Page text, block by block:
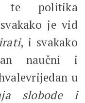
politika
je vid
, i svakako
naučni i
u
slobode i